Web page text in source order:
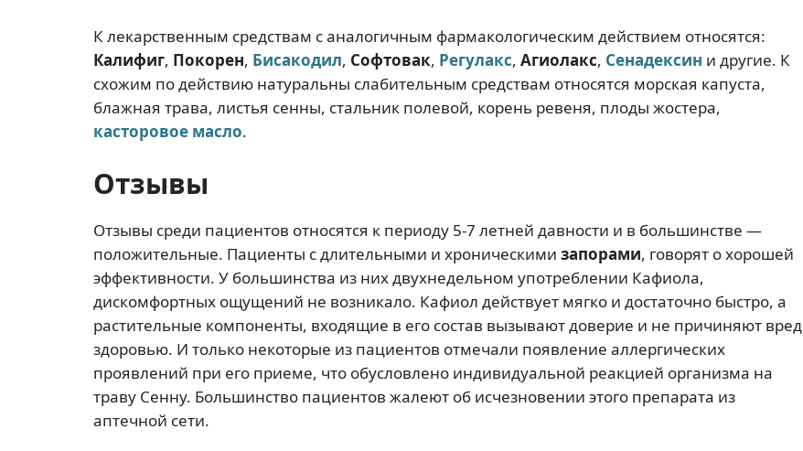
К лекарственным средствам с аналогичным фармакологическим действием относятся:
Калифиг, Покорен, Бисакодил, Софтовак, Регулакс, Агиолакс, Сенадексин и другие. К
схожим по действию натуральны слабительным средствам относятся морская капуста,
блажная трава, листья сенны, стальник полевой, корень ревеня, плоды жостера,
касторовое масло.
Отзывы
Отзывы среди пациентов относятся к периоду 5-7 летней давности и в большинстве —
положительные. Пациенты с длительными и хроническими запорами, говорят о хорошей
эффективности. У большинства из них двухнедельном употреблении Кафиола,
дискомфортных ощущений не возникало. Кафиол действует мягко и достаточно быстро, а
растительные компоненты, входящие в его состав вызывают доверие и не причиняют вред
здоровью. И только некоторые из пациентов отмечали появление аллергических
проявлений при его приеме, что обусловлено индивидуальной реакцией организма на
траву Сенну. Большинство пациентов жалеют об исчезновении этого препарата из
аптечной сети.